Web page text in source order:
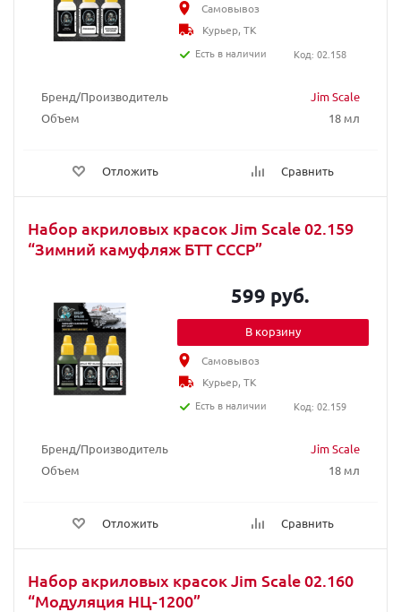
Бренд/Производитель
Jim Scale
Объем
18 мл
Отложить Сравнить
Самовывоз
Курьер, ТК
Есть в наличии
Код: 02.158
Набор акриловых красок Jim Scale 02.159
“Зимний камуфляж БТТ СССР”
Бренд/Производитель
Jim Scale
Объем
18 мл
Отложить Сравнить
599 руб.
В корзину
Самовывоз
Курьер, ТК
Есть в наличии
Код: 02.159
Набор акриловых красок Jim Scale 02.160
“Модуляция НЦ-1200”